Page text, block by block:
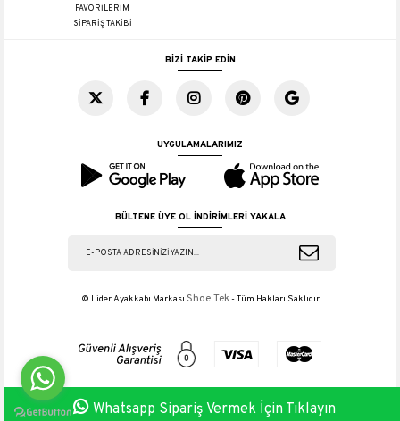
FAVORİLERİM
SİPARİŞ TAKİBİ
BİZİ TAKİP EDİN
UYGULAMALARIMIZ
BÜLTENE ÜYE OL İNDİRİMLERİ YAKALA
© Lider Ayakkabı Markası Shoe Tek- Tüm Hakları Saklıdır
Whatsapp Sipariş Vermek İçin Tıklayın